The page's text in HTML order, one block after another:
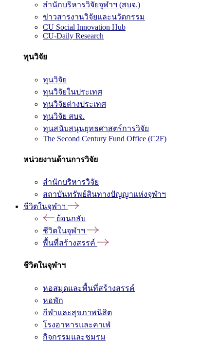
สำนักบริหารวิจัยจุฬาฯ (สบจ.)
ข่าวสารงานวิจัยและนวัตกรรม
CU Social Innovation Hub
CU-Daily Research
ทุนวิจัย
ทุนวิจัย
ทุนวิจัยในประเทศ
ทุนวิจัยต่างประเทศ
ทุนวิจัย สบจ.
ทุนสนับสนุนยุทธศาสตร์การวิจัย
The Second Century Fund Office (C2F)
หน่วยงานด้านการวิจัย
สำนักบริหารวิจัย
สถาบันทรัพย์สินทางปัญญาแห่งจุฬาฯ
ชีวิตในจุฬาฯ
ย้อนกลับ
ชีวิตในจุฬาฯ
พื้นที่สร้างสรรค์
ชีวิตในจุฬาฯ
หอสมุดและพื้นที่สร้างสรรค์
หอพัก
กีฬาและสุขภาพนิสิต
โรงอาหารและคาเฟ่
กิจกรรมและชมรม